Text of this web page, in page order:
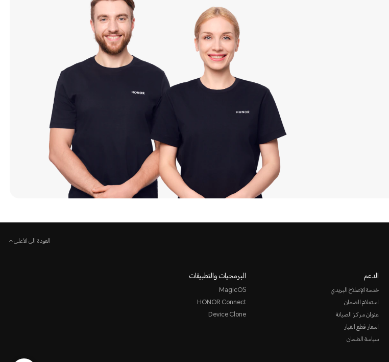
العودة الى الأعلى
الدعم
خدمة الإصلاح البريدي
استعلام الضمان
عنوان مركز الصيانة
اسعار قطع الغيار
سياسة الضمان
البرمجيات والتطبيقات
MagicOS
HONOR Connect
Device Clone